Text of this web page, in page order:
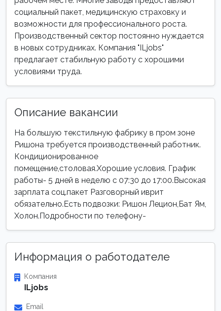
социальный пакет, медицинскую страховку и
возможности для профессионального роста.
Производственный сектор постоянно нуждается
в новых сотрудниках. Компания "ILjobs"
предлагает стабильную работу с хорошими
условиями труда.
Описание вакансии
На большую текстильную фабрику в пром зоне
Ришона требуется производственный работник.
Кондиционированное
помещение,столовая.Хорошие условия. График
работы- 5 дней в неделю с 07:30 до 17:00.Высокая
зарплата соц.пакет Разговорный иврит
обязательно.Есть подвозки: Ришон Лецион,Бат Ям,
Холон.Подробности по телефону-
Информация о работодателе
Компания
ILjobs
Email